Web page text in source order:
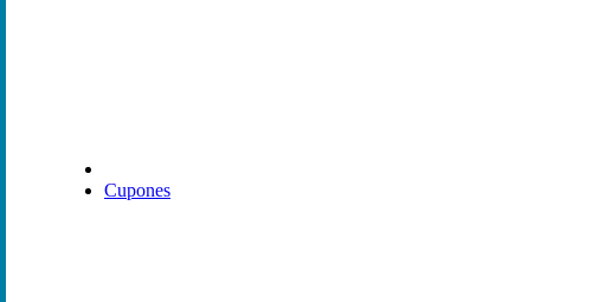
Cupones